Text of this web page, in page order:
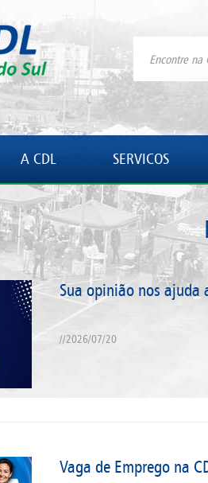
A CDL SERVICOS
Sua opinião nos ajuda
//2026/07/20
Vaga de Emprego na